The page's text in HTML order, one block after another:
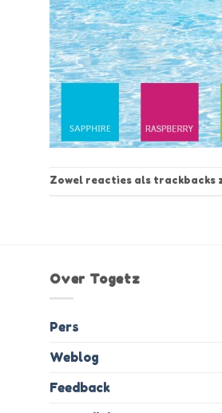
Zowel reacties als trackbacks
Over Togetz
Pers
Weblog
Feedback